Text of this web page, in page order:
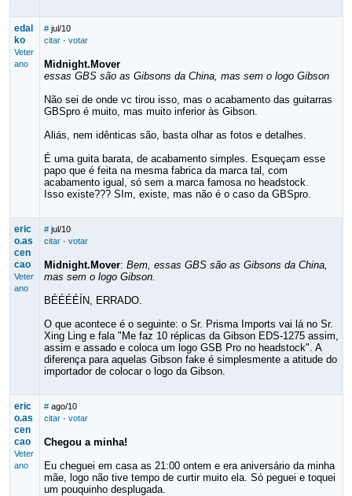
edal
ko
Veter
ano
# jul/10
citar· votar
Midnight.Mover
essas GBS são as Gibsons da China, mas sem o logo Gibson
Não sei de onde vc tirou isso, mas o acabamento das guitarras
GBSpro é muito, mas muito inferior às Gibson.
Aliás, nem idênticas são, basta olhar as fotos e detalhes.
É uma guita barata, de acabamento simples. Esqueçam esse
papo que é feita na mesma fabrica da marca tal, com
acabamento igual, só sem a marca famosa no headstock.
Isso existe??? SIm, existe, mas não é o caso da GBSpro.
eric
o.as
cen
cao
Veter
ano
# jul/10
citar· votar
Midnight.Mover: Bem, essas GBS são as Gibsons da China,
mas sem o logo Gibson.
BÉÉÉÉÍN, ERRADO.
O que acontece é o seguinte: o Sr. Prisma Imports vai lá no Sr.
Xing Ling e fala "Me faz 10 réplicas da Gibson EDS-1275 assim,
assim e assado e coloca um logo GSB Pro no headstock". A
diferença para aquelas Gibson fake é simplesmente a atitude do
importador de colocar o logo da Gibson.
eric
o.as
cen
cao
Veter
ano
# ago/10
citar· votar
Chegou a minha!
Eu cheguei em casa as 21:00 ontem e era aniversário da minha
mãe, logo não tive tempo de curtir muito ela. Só peguei e toquei
um pouquinho desplugada.